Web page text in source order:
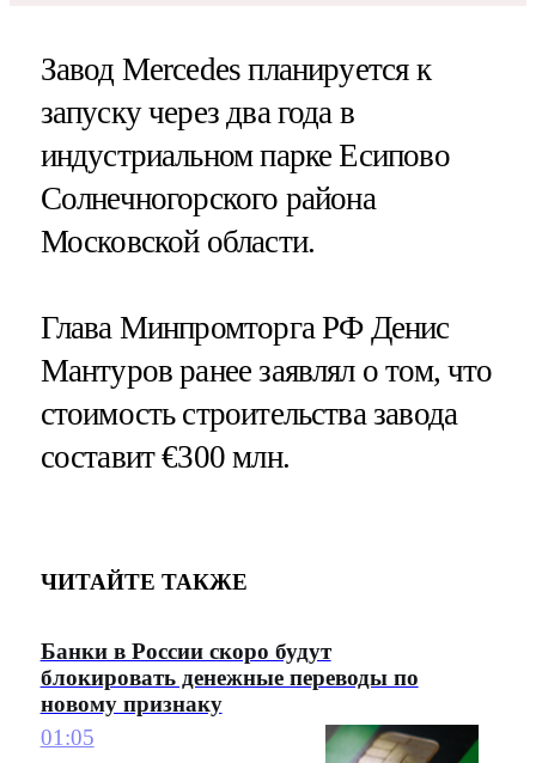
Завод Mercedes планируется к
запуску через два года в
индустриальном парке Есипово
Солнечногорского района
Московской области.
Глава Минпромторга РФ Денис
Мантуров ранее заявлял о том, что
стоимость строительства завода
составит €300 млн.
ЧИТАЙТЕ ТАКЖЕ
Банки в России скоро будут
блокировать денежные переводы по
новому признаку
01:05